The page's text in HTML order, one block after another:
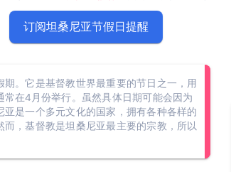
订阅坦桑尼亚节假日提醒
。它是基督教世界最重要的节日之一，用
在4月份举行。虽然具体日期可能会因为
是一个多元文化的国家，拥有各种各样的
，基督教是坦桑尼亚最主要的宗教，所以